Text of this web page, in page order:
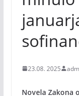
23.08. 2025
Novela Zakona